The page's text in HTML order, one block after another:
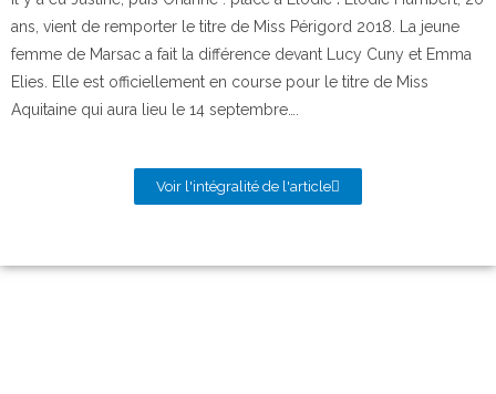
ans, vient de remporter le titre de Miss Périgord 2018. La jeune
femme de Marsac a fait la différence devant Lucy Cuny et Emma
Elies. Elle est officiellement en course pour le titre de Miss
Aquitaine qui aura lieu le 14 septembre….
Voir l'intégralité de l'article